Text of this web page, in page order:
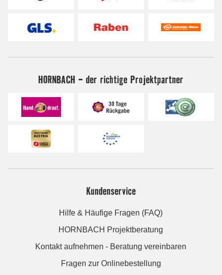
HORNBACH - der richtige Projektpartner
Kundenservice
Hilfe & Häufige Fragen (FAQ)
HORNBACH Projektberatung
Kontakt aufnehmen - Beratung vereinbaren
Fragen zur Onlinebestellung